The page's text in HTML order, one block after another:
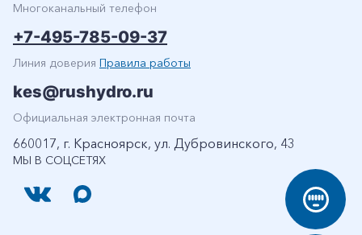
МЫ В СОЦСЕТЯХ
Многоканальный телефон
+7-495-785-09-37
Линия доверия Правила работы
kes@rushydro.ru
Официальная электронная почта
660017, г. Красноярск, ул. Дубровинского, 43